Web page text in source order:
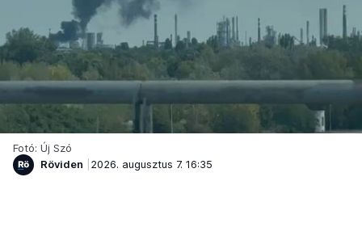
Fotó: Új Szó
Röviden
2026. augusztus 7. 16:35